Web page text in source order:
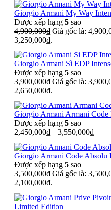
Giorgio Armani My Way
Được xếp hạng 5 sao
4,900,000₫ Giá gốc là:
3,250,000₫.
Giorgio Armani Sì EDP
Được xếp hạng 5 sao
3,900,000₫ Giá gốc là:
2,650,000₫.
Giorgio Armani Armani Code
Được xếp hạng 5 sao
2,450,000₫ – 3,550,000₫
Giorgio Armani Code Absolu
Được xếp hạng 5 sao
3,500,000₫ Giá gốc là:
2,100,000₫.